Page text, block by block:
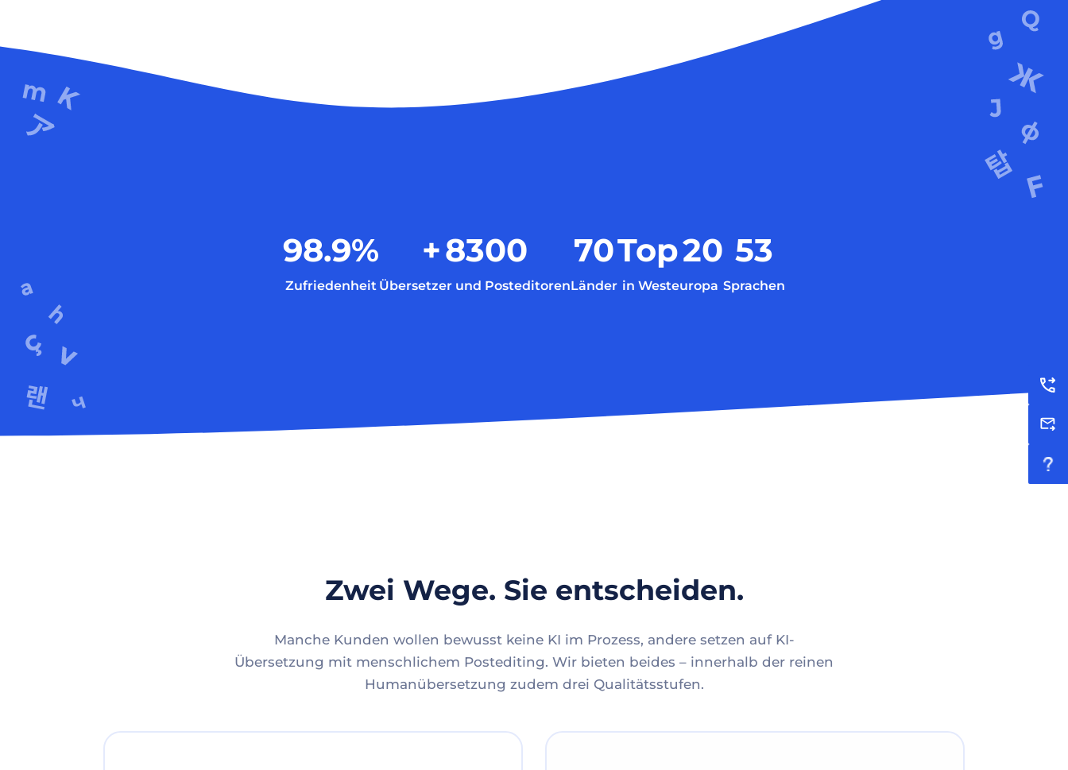
98.9%
Zufriedenheit
+8300
Übersetzer und Posteditoren
70
Länder
Top20
in Westeuropa
53
Sprachen
Zwei Wege. Sie entscheiden.
Manche Kunden wollen bewusst keine KI im Prozess, andere setzen auf KI-
Übersetzung mit menschlichem Postediting. Wir bieten beides – innerhalb der reinen
Humanübersetzung zudem drei Qualitätsstufen.